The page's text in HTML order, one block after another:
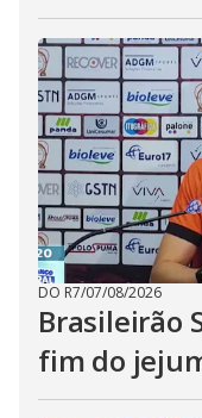
DO R7/07/08/2026
Brasileirão
fim do